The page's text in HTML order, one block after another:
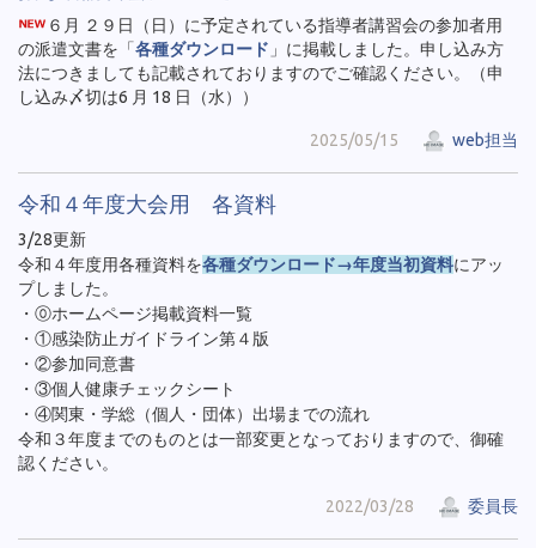
６月 ２９日（日）に予定されている指導者講習会の参加者用
の派遣文書を「各種ダウンロード 」に掲載しました。申し込み方
法につきましても記載されておりますのでご確認ください。（申
し込み〆切は6 月 18 日（水））
2025/05/15 web担当
令和４年度大会用 各資料
3/28更新
令和４年度用各種資料を各種ダウンロード→年度当初資料にアッ
プしました。
・⓪ホームページ掲載資料一覧
・①感染防止ガイドライン第４版
・②参加同意書
・③個人健康チェックシート
・④関東・学総（個人・団体）出場までの流れ
令和３年度までのものとは一部変更となっておりますので、御確
認ください。
2022/03/28 委員長